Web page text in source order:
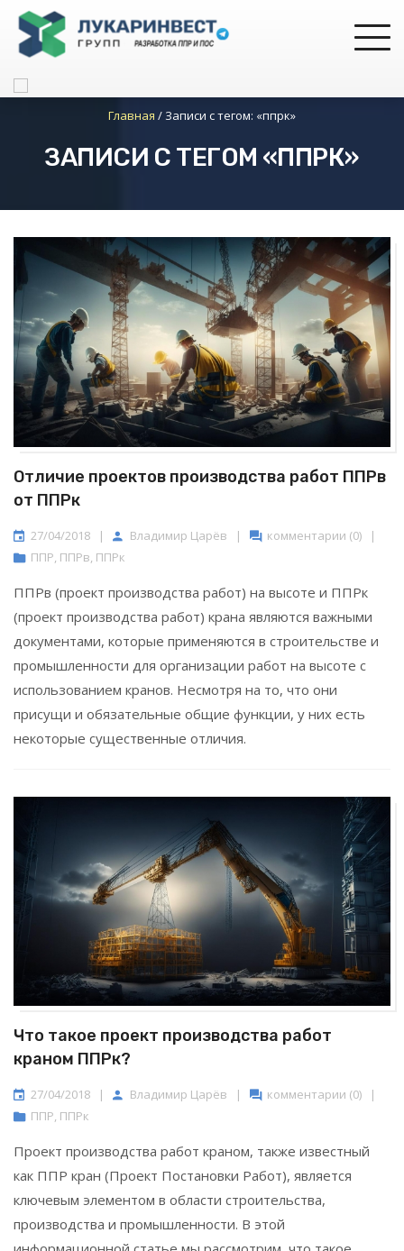
Главная / Записи с тегом: «ппрк»
ЗАПИСИ С ТЕГОМ «ППРК»
Отличие проектов производства работ ППРв
от ППРк
27/04/2018 | Владимир Царёв | комментарии (0)
|
ППР ППРв ППРк
ППРв (проект производства работ) на высоте и ППРк
(проект производства работ) крана являются важными
документами, которые применяются в строительстве и
промышленности для организации работ на высоте с
использованием кранов. Несмотря на то, что они
присущи и обязательные общие функции, у них есть
некоторые существенные отличия.
Что такое проект производства работ
краном ППРк?
27/04/2018 | Владимир Царёв | комментарии (0)
|
ППР, ППРк
Проект производства работ краном, также известный
как ППР кран (Проект Постановки Работ), является
ключевым элементом в области строительства,
производства и промышленности. В этой